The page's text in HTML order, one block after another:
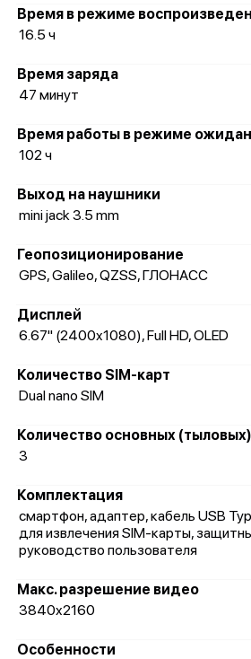
Время в режиме
16.5 ч
Время заряда
47 минут
Время работы в режиме
102 ч
Выход на наушники
mini jack 3.5 mm
Геопозиционирование
GPS, Galileo, QZSS, ГЛОНАСС
Дисплей
6.67" (2400x1080), Full HD, OLED
Количество SIM-карт
Dual nano SIM
Количество основных
3
Комплектация
смартфон, адаптер, кабель USB
для извлечения SIM-карты,
руководство пользователя
Макс. разрешение видео
3840x2160
Особенности